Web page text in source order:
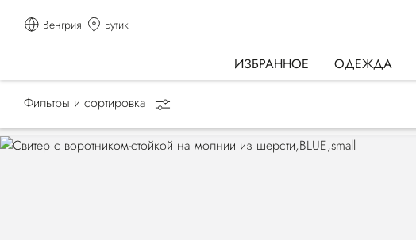
Венгрия Бутик
ИЗБРАННОЕ ОДЕЖДА
Главная страница ОДЕЖДА
Фильтры и сортировка